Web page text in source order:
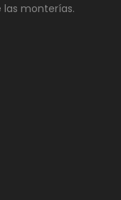
las monterías.